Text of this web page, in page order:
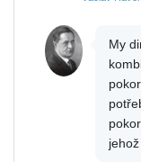
My